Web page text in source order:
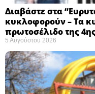
Διαβάστε στα
κυκλοφορούν – Τα
πρωτοσέλιδο της
5 Αυγούστου 2026